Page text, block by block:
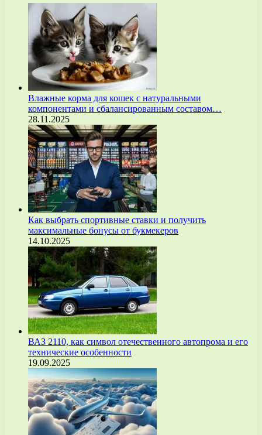
Влажные корма для кошек с натуральными
компонентами и сбалансированным составом…
28.11.2025
Как выбрать спортивные ставки и получить
максимальные бонусы от букмекеров
14.10.2025
ВАЗ 2110, как символ отечественного автопрома и его
технические особенности
19.09.2025